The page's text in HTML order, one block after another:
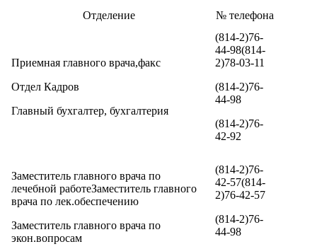
Отделение № телефона
Приемная главного врача,факс
Отдел Кадров
Главный бухгалтер, бухгалтерия
(814-2)76-
44-98(814-
2)78-03-11
(814-2)76-
44-98
(814-2)76-
42-92
Заместитель главного врача по
лечебной работеЗаместитель главного
врача по лек.обеспечению
Заместитель главного врача по
экон.вопросам
(814-2)76-
42-57(814-
2)76-42-57
(814-2)76-
44-98